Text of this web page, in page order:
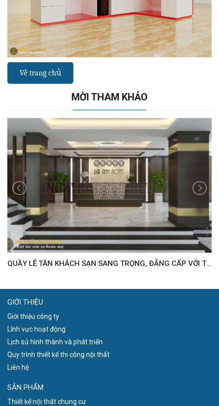
Về trang chủ
MỜI THAM KHẢO
QUẦY LỄ TÂN KHÁCH SẠN SANG TRỌNG, ĐẲNG CẤP VỚI THIẾT KẾ ĐỘC ĐÁO - HL109
GIỚI THIỆU
Giới thiệu công ty
Lĩnh vực hoạt động
Lịch sử hình thành và phát triển
Quy trình thiết kế thi công nội thất
Liên hệ
SẢN PHẨM
Thiết kế nội thất chung cư